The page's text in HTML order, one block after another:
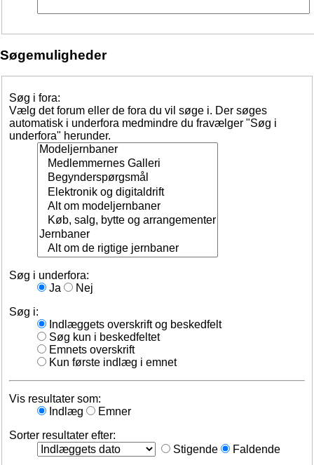
Søgemuligheder
Søg i fora:
Vælg det forum eller de fora du vil søge i. Der søges
automatisk i underfora medmindre du fravælger "Søg i
underfora" herunder.
Søg i underfora:
Ja
Nej
Søg i:
Indlæggets overskrift og beskedfelt
Søg kun i beskedfeltet
Emnets overskrift
Kun første indlæg i emnet
Vis resultater som:
Indlæg
Emner
Sorter resultater efter:
Stigende
Faldende